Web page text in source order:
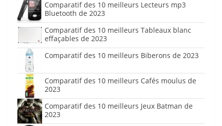
Comparatif des 10 meilleurs Lecteurs mp3
Bluetooth de 2023
Comparatif des 10 meilleurs Tableaux blanc
effaçables de 2023
Comparatif des 10 meilleurs Biberons de 2023
Comparatif des 10 meilleurs Cafés moulus de
2023
Comparatif des 10 meilleurs Jeux Batman de
2023